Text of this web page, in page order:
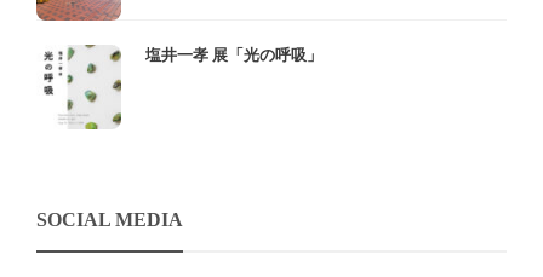
塩井一孝 展「光の呼吸」
SOCIAL MEDIA